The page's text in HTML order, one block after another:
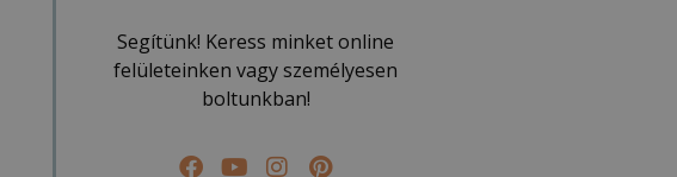
Segítünk! Keress minket online
felületeinken vagy személyesen
boltunkban!